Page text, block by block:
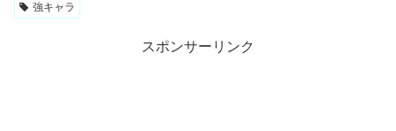
強キャラ
スポンサーリンク